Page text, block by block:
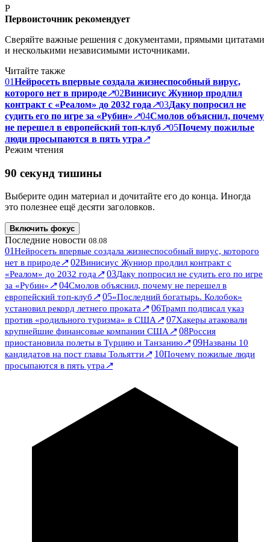
P
Первоисточник рекомендует
Сверяйте важные решения с документами, прямыми цитатами
и несколькими независимыми источниками.
Читайте также
01Нейросеть впервые создала жизнеспособный вирус,
которого нет в природе↗02Винисиус Жуниор продлил
контракт с «Реалом» до 2032 года↗03Даку попросил не
судить его по игре за «Рубин»↗04Смолов объяснил, почему
не перешел в европейский топ-клуб↗05Почему пожилые
люди просыпаются в пять утра↗
Режим чтения
90 секунд тишины
Выберите один материал и дочитайте его до конца. Иногда
это полезнее ещё десяти заголовков.
Включить фокус
Последние новости 08.08
01Нейросеть впервые создала жизнеспособный вирус, которого
нет в природе↗ 02Винисиус Жуниор продлил контракт с
«Реалом» до 2032 года↗ 03Даку попросил не судить его по игре
за «Рубин»↗ 04Смолов объяснил, почему не перешел в
европейский топ-клуб↗ 05«Последний богатырь. Колобок»
установил рекорд летнего проката↗ 06Трамп подписал указ
против «родильного туризма» в США↗ 07Хакеры атаковали
крупнейшие финансовые компании США↗ 08Россия
приостановила полеты в Турцию и Танзанию↗ 09Названы 10
кандидатов на пост главы Тольятти↗ 10Почему пожилые люди
просыпаются в пять утра↗